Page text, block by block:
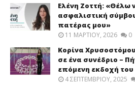
Ελένη Ζοττή: «Θέλω
ασφαλιστική
πατέρας μου»
11 ΜΑΡΤΊΟΥ, 2026 0
Κορίνα
σε ένα συνέδριο –
επόμενη εκδοχή
4 ΣΕΠΤΕΜΒΡΊΟΥ, 2025